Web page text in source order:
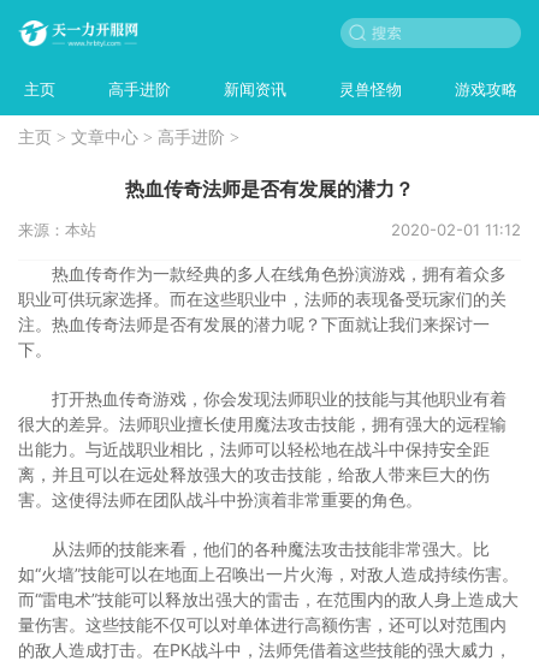
主页 高手进阶 新闻资讯 灵兽怪物 游戏攻略
主页 > 文章中心 > 高手进阶 >
热血传奇法师是否有发展的潜力？
来源：本站 2020-02-01 11:12
热血传奇作为一款经典的多人在线角色扮演游戏，拥有着众多
职业可供玩家选择。而在这些职业中，法师的表现备受玩家们的关
注。热血传奇法师是否有发展的潜力呢？下面就让我们来探讨一
下。
打开热血传奇游戏，你会发现法师职业的技能与其他职业有着
很大的差异。法师职业擅长使用魔法攻击技能，拥有强大的远程输
出能力。与近战职业相比，法师可以轻松地在战斗中保持安全距
离，并且可以在远处释放强大的攻击技能，给敌人带来巨大的伤
害。这使得法师在团队战斗中扮演着非常重要的角色。
从法师的技能来看，他们的各种魔法攻击技能非常强大。比
如“火墙”技能可以在地面上召唤出一片火海，对敌人造成持续伤害。
而“雷电术”技能可以释放出强大的雷击，在范围内的敌人身上造成大
量伤害。这些技能不仅可以对单体进行高额伤害，还可以对范围内
的敌人造成打击。在PK战斗中，法师凭借着这些技能的强大威力，